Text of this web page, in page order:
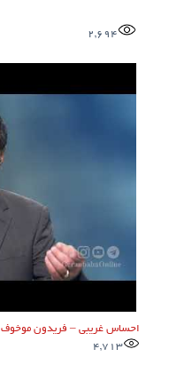
2,694
احساس غریبی – فریدون موخوف
4,713